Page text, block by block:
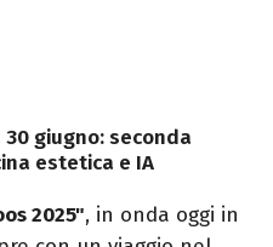
giugno: seconda
estetica e IA
2025", in onda oggi in